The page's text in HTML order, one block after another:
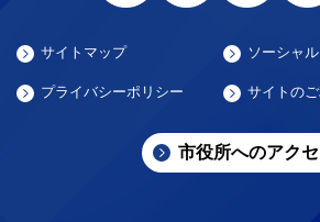
サイトマップ ソーシャ
プライバシーポリシー サイトの
市役所へのアク